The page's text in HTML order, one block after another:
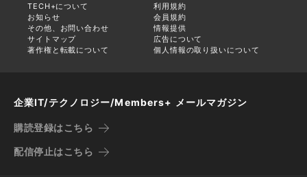
TECH+について
利用規約
お知らせ
会員規約
その他、お問い合わせ
情報提供
サイトマップ
広告について
著作権と転載について
個人情報の取り扱いについて
企業IT/テクノロジー/Members+ メールマガジン
購読登録はこちら
配信停止はこちら